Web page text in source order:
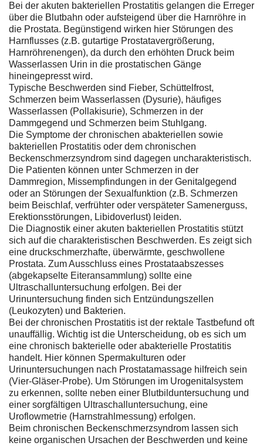
Bei der akuten bakteriellen Prostatitis gelangen die Erreger
über die Blutbahn oder aufsteigend über die Harnröhre in
die Prostata. Begünstigend wirken hier Störungen des
Harnflusses (z.B. gutartige Prostatavergrößerung,
Harnröhrenengen), da durch den erhöhten Druck beim
Wasserlassen Urin in die prostatischen Gänge
hineingepresst wird.
Typische Beschwerden sind Fieber, Schüttelfrost,
Schmerzen beim Wasserlassen (Dysurie), häufiges
Wasserlassen (Pollakisurie), Schmerzen in der
Dammgegend und Schmerzen beim Stuhlgang.
Die Symptome der chronischen abakteriellen sowie
bakteriellen Prostatitis oder dem chronischen
Beckenschmerzsyndrom sind dagegen uncharakteristisch.
Die Patienten können unter Schmerzen in der
Dammregion, Missempfindungen in der Genitalgegend
oder an Störungen der Sexualfunktion (z.B. Schmerzen
beim Beischlaf, verfrühter oder verspäteter Samenerguss,
Erektionsstörungen, Libidoverlust) leiden.
Die Diagnostik einer akuten bakteriellen Prostatitis stützt
sich auf die charakteristischen Beschwerden. Es zeigt sich
eine druckschmerzhafte, überwärmte, geschwollene
Prostata. Zum Ausschluss eines Prostataabszesses
(abgekapselte Eiteransammlung) sollte eine
Ultraschalluntersuchung erfolgen. Bei der
Urinuntersuchung finden sich Entzündungszellen
(Leukozyten) und Bakterien.
Bei der chronischen Prostatitis ist der rektale Tastbefund oft
unauffällig. Wichtig ist die Unterscheidung, ob es sich um
eine chronisch bakterielle oder abakterielle Prostatitis
handelt. Hier können Spermakulturen oder
Urinuntersuchungen nach Prostatamassage hilfreich sein
(Vier-Gläser-Probe). Um Störungen im Urogenitalsystem
zu erkennen, sollte neben einer Blutbilduntersuchung und
einer sorgfältigen Ultraschalluntersuchung, eine
Uroflowmetrie (Harnstrahlmessung) erfolgen.
Beim chronischen Beckenschmerzsyndrom lassen sich
keine organischen Ursachen der Beschwerden und keine